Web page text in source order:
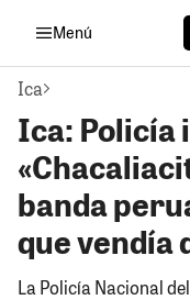
Menú
Ica
Ica: Policía
banda
que vendía
La Policía Nacional